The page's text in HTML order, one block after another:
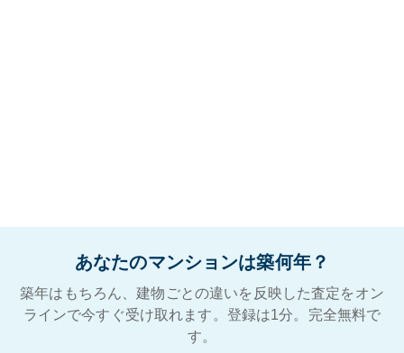
あなたのマンションは築何年？
築年はもちろん、建物ごとの違いを反映した査定をオン
ラインで今すぐ受け取れます。登録は1分。完全無料で
す。